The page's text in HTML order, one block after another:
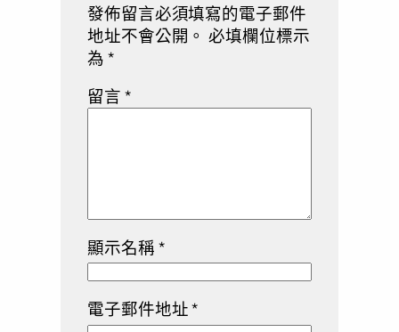
發佈留言必須填寫的電子郵件
地址不會公開。 必填欄位標示
為*
留言*
顯示名稱*
電子郵件地址*